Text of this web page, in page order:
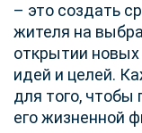
– это создать
жителя на
открытии
идей и целей.
для того, чтобы
его жизненной